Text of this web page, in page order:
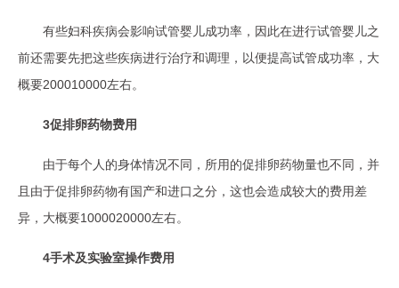
有些妇科疾病会影响试管婴儿成功率，因此在进行试管婴儿之
前还需要先把这些疾病进行治疗和调理，以便提高试管成功率，大
概要200010000左右。
3促排卵药物费用
由于每个人的身体情况不同，所用的促排卵药物量也不同，并
且由于促排卵药物有国产和进口之分，这也会造成较大的费用差
异，大概要1000020000左右。
4手术及实验室操作费用